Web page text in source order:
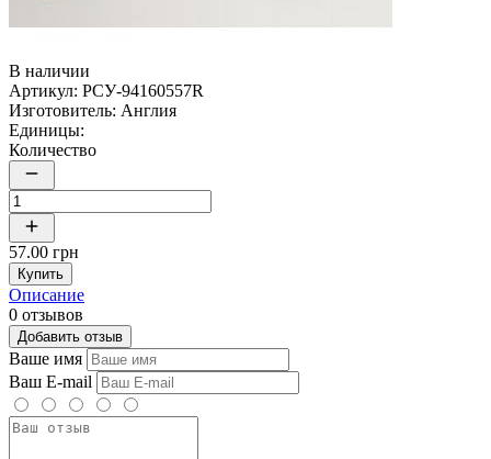
В наличии
Артикул: РСУ-94160557R
Изготовитель: Англия
Единицы:
Количество
57.00 грн
Купить
Описание
0 отзывов
Добавить отзыв
Ваше имя
Ваш E-mail